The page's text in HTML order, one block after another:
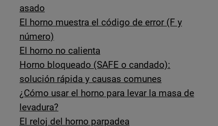
asado
El horno muestra el código de error (F y
número)
El horno no calienta
Horno bloqueado (SAFE o candado):
solución rápida y causas comunes
¿Cómo usar el horno para levar la masa de
levadura?
El reloj del horno parpadea